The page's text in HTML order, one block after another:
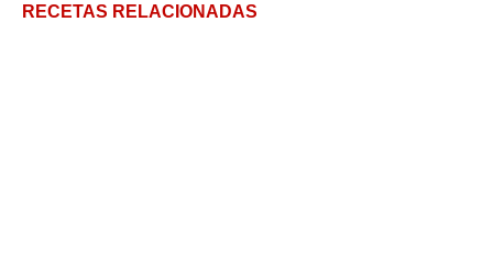
RECETAS RELACIONADAS